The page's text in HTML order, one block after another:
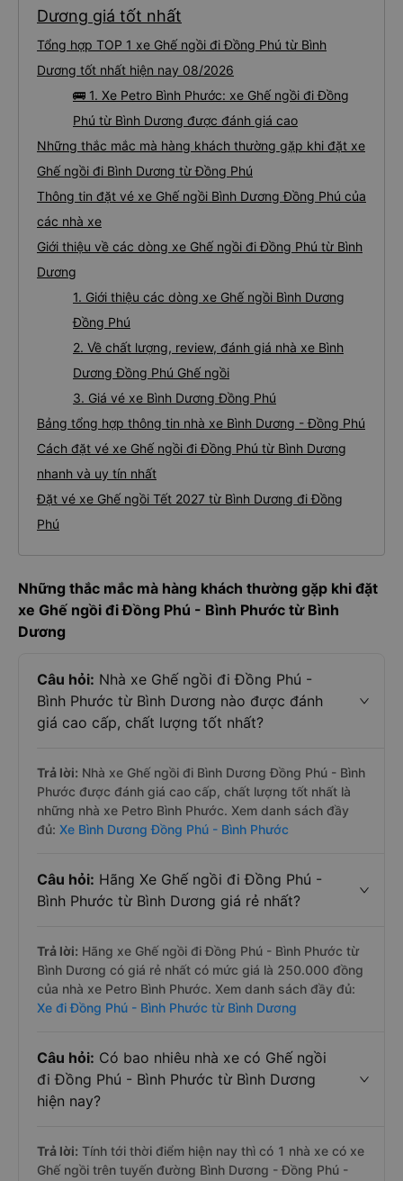
Dương giá tốt nhất
Tổng hợp TOP 1 xe Ghế ngồi đi Đồng Phú từ Bình
Dương tốt nhất hiện nay 08/2026
🚌 1. Xe Petro Bình Phước: xe Ghế ngồi đi Đồng
Phú từ Bình Dương được đánh giá cao
Những thắc mắc mà hàng khách thường gặp khi đặt xe
Ghế ngồi đi Bình Dương từ Đồng Phú
Thông tin đặt vé xe Ghế ngồi Bình Dương Đồng Phú của
các nhà xe
Giới thiệu về các dòng xe Ghế ngồi đi Đồng Phú từ Bình
Dương
1. Giới thiệu các dòng xe Ghế ngồi Bình Dương
Đồng Phú
2. Về chất lượng, review, đánh giá nhà xe Bình
Dương Đồng Phú Ghế ngồi
3. Giá vé xe Bình Dương Đồng Phú
Bảng tổng hợp thông tin nhà xe Bình Dương - Đồng Phú
Cách đặt vé xe Ghế ngồi đi Đồng Phú từ Bình Dương
nhanh và uy tín nhất
Đặt vé xe Ghế ngồi Tết 2027 từ Bình Dương đi Đồng
Phú
Những thắc mắc mà hàng khách thường gặp khi đặt
xe Ghế ngồi đi Đồng Phú - Bình Phước từ Bình
Dương
Câu hỏi: Nhà xe Ghế ngồi đi Đồng Phú -
Bình Phước từ Bình Dương nào được đánh
giá cao cấp, chất lượng tốt nhất?
Trả lời: Nhà xe Ghế ngồi đi Bình Dương Đồng Phú - Bình
Phước được đánh giá cao cấp, chất lượng tốt nhất là
những nhà xe Petro Bình Phước. Xem danh sách đầy
đủ: Xe Bình Dương Đồng Phú - Bình Phước
Câu hỏi: Hãng Xe Ghế ngồi đi Đồng Phú -
Bình Phước từ Bình Dương giá rẻ nhất?
Trả lời: Hãng xe Ghế ngồi đi Đồng Phú - Bình Phước từ
Bình Dương có giá rẻ nhất có mức giá là 250.000 đồng
của nhà xe Petro Bình Phước. Xem danh sách đầy đủ:
Xe đi Đồng Phú - Bình Phước từ Bình Dương
Câu hỏi: Có bao nhiêu nhà xe có Ghế ngồi
đi Đồng Phú - Bình Phước từ Bình Dương
hiện nay?
Trả lời: Tính tới thời điểm hiện nay thì có 1 nhà xe có xe
Ghế ngồi trên tuyến đường Bình Dương - Đồng Phú -